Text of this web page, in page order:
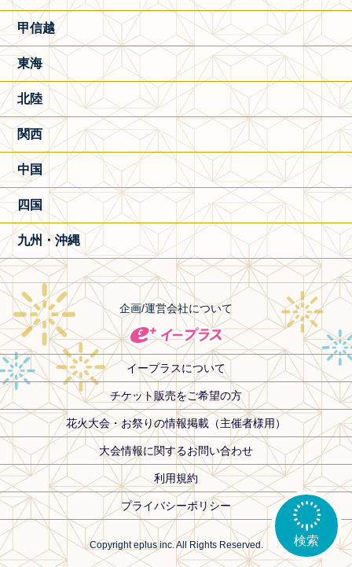
甲信越
東海
北陸
関西
中国
四国
九州・沖縄
企画/運営会社について
イープラスについて
チケット販売をご希望の方
花火大会・お祭りの情報掲載（主催者様用）
大会情報に関するお問い合わせ
利用規約
プライバシーポリシー
Copyright eplus inc. All Rights Reserved. 検索